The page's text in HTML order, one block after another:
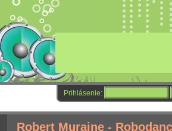
Prihlásenie:
Robert Muraine -